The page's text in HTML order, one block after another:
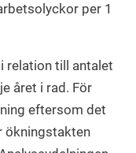
per 1
relation till antalet
året i rad. För
eftersom det
ökningstakten